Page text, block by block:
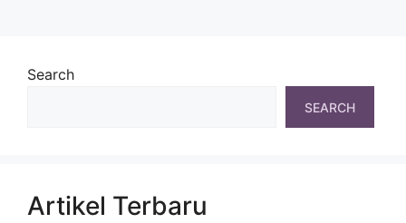
Search
SEARCH
Artikel Terbaru